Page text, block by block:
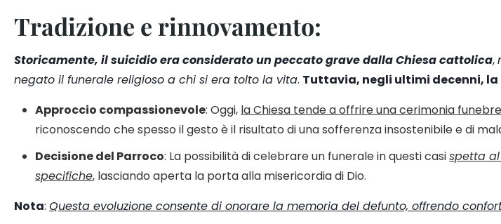
Tradizione e rinnovamento:
Storicamente, il suicidio era considerato un peccato grave dalla Chiesa cattolica,
negato il funerale religioso a chi si era tolto la vita. Tuttavia, negli ultimi decenni, la
Approccio compassionevole: Oggi, la Chiesa tende a offrire una cerimonia
riconoscendo che spesso il gesto è il risultato di una sofferenza insostenibile e di
Decisione del Parroco: La possibilità di celebrare un funerale in questi casispetta
specifiche, lasciando aperta la porta alla misericordia di Dio.
Nota:Questa evoluzione consente di onorare la memoria del defunto, offrendo